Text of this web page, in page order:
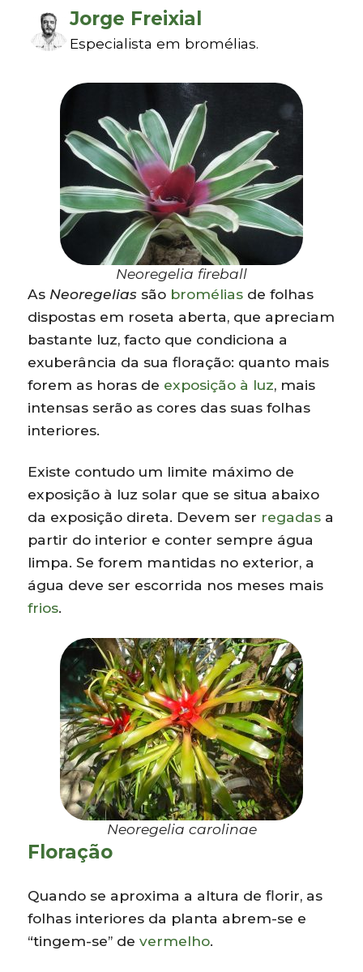
Jorge Freixial
Especialista em bromélias.
Neoregelia fireball
As Neoregelias são bromélias de folhas
dispostas em roseta aberta, que apreciam
bastante luz, facto que condiciona a
exuberância da sua floração: quanto mais
forem as horas de exposição à luz, mais
intensas serão as cores das suas folhas
interiores.
Existe contudo um limite máximo de
exposição à luz solar que se situa abaixo
da exposição direta. Devem ser regadas a
partir do interior e conter sempre água
limpa. Se forem mantidas no exterior, a
água deve ser escorrida nos meses mais
frios.
Neoregelia carolinae
Floração
Quando se aproxima a altura de florir, as
folhas interiores da planta abrem-se e
“tingem-se” devermelho.